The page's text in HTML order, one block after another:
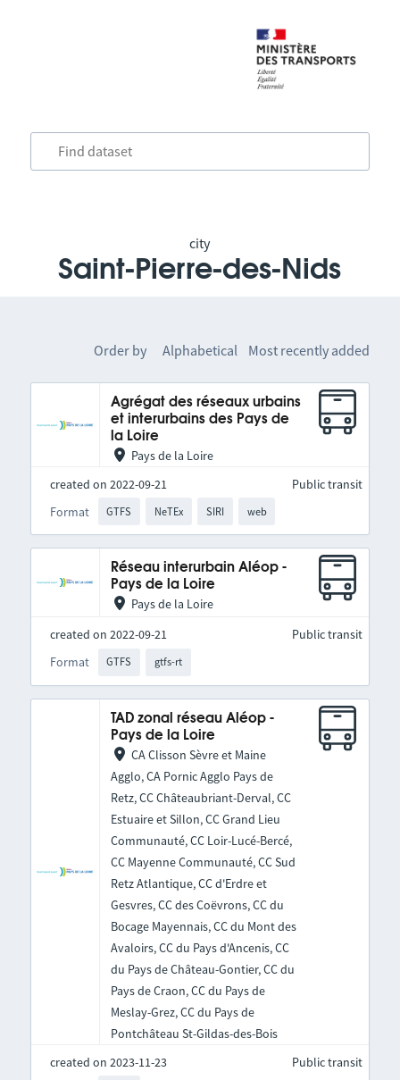
city
Saint-Pierre-des-Nids
Order by Alphabetical Most recently added
Agrégat des réseaux urbains
et interurbains des Pays de
la Loire
Pays de la Loire
created on 2022-09-21
Format
GTFS NeTEx SIRI web
Public transit
Réseau interurbain Aléop -
Pays de la Loire
Pays de la Loire
created on 2022-09-21
Format
GTFS gtfs-rt
Public transit
TAD zonal réseau Aléop -
Pays de la Loire
CA Clisson Sèvre et Maine
Agglo, CA Pornic Agglo Pays de
Retz, CC Châteaubriant-Derval, CC
Estuaire et Sillon, CC Grand Lieu
Communauté, CC Loir-Lucé-Bercé,
CC Mayenne Communauté, CC Sud
Retz Atlantique, CC d'Erdre et
Gesvres, CC des Coëvrons, CC du
Bocage Mayennais, CC du Mont des
Avaloirs, CC du Pays d'Ancenis, CC
du Pays de Château-Gontier, CC du
Pays de Craon, CC du Pays de
Meslay-Grez, CC du Pays de
Pontchâteau St-Gildas-des-Bois
created on 2023-11-23
Public transit